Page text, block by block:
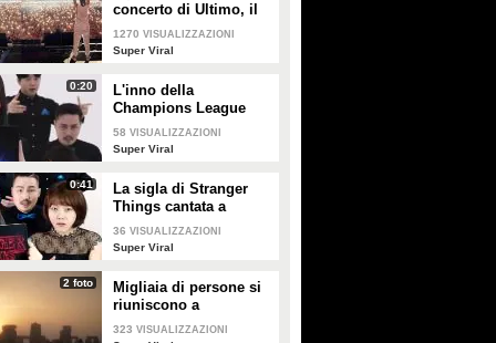
concerto di Ultimo, il
momento emozionante
al Maradona
1270 VISUALIZZAZIONI
Super Viral
0:20
L'inno della
Champions League
cantato a cappella: la
somiglianza è
58 VISUALIZZAZIONI
Super Viral
0:41
La sigla di Stranger
Things cantata a
cappella: la band la
riproduce in modo
36 VISUALIZZAZIONI
Super Viral
2 foto
Migliaia di persone si
riuniscono a
Stonehenge per
323 VISUALIZZAZIONI